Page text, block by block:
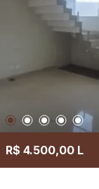
de serviço
de gás e máquina
nova e
R$ 4.500,00 L